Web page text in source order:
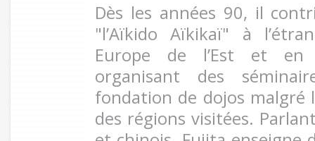
Dès les années 90, il
"l’Aïkido Aïkikaï" à
Europe de l’Est et en
organisant des
fondation de dojos malgré
des régions visitées.